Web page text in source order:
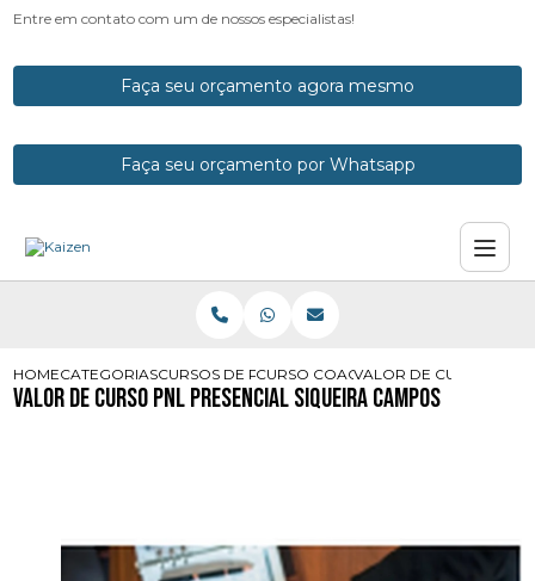
Entre em contato com um de nossos especialistas!
Faça seu orçamento agora mesmo
Faça seu orçamento por Whatsapp
HOMECATEGORIASCURSOS DE PNLCURSO COACHING PNL ONLINE
VALOR DE CURSO PNL
Valor de Curso Pnl Presencial Siqueira Campos